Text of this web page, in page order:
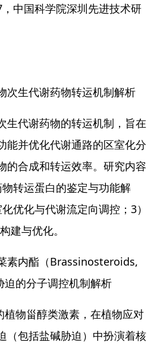
中国科学院深圳先进技术研
次生代谢药物转运机制解析
生代谢药物的转运机制，旨在
能并优化代谢通路的区室化分
的合成和转运效率。研究内容
转运蛋白的鉴定与功能解
优化与代谢流定向调控；3）
建与优化。
素内酯（Brassinosteroids,
迫的分子调控机制解析
植物甾醇类激素，在植物应对
（包括盐碱胁迫）中扮演着核